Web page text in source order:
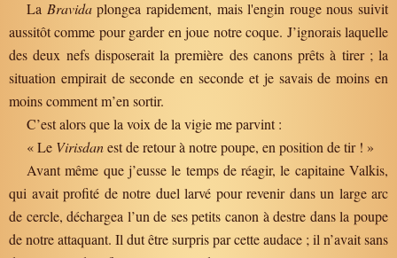
La Bravidaplongea rapidement, mais l'engin rouge nous suivit
aussitôt comme pour garder en joue notre coque. J’ignorais laquelle
des deux nefs disposerait la première des canons prêts à tirer ; la
situation empirait de seconde en seconde et je savais de moins en
moins comment m’en sortir.
C’est alors que la voix de la vigie me parvint :
« Le Virisdanest de retour à notre poupe, en position de tir ! »
Avant même que j’eusse le temps de réagir, le capitaine Valkis,
qui avait profité de notre duel larvé pour revenir dans un large arc
de cercle, déchargea l’un de ses petits canon à destre dans la poupe
de notre attaquant. Il dut être surpris par cette audace ; il n’avait sans